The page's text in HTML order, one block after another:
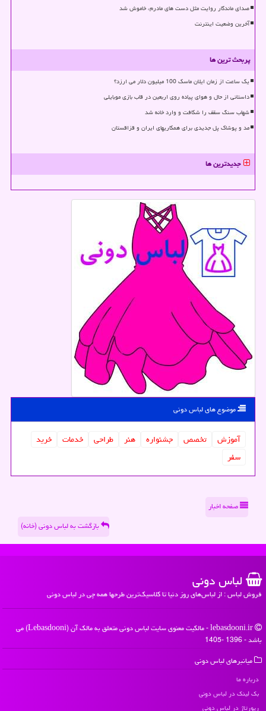
صدای ماندگار روایت مثل دست های مادرم، خاموش شد
آخرین وضعیت اینترنت
پربحث ترین ها
یک ساعت از زمان ایلان ماسک 100 میلیون دلار می ارزد؟
داستانی از حال و هوای پیاده روی اربعین در قاب بازی موبایلی
شهاب سنگ سقف را شکافت و وارد خانه شد
مد و پوشاک پل جدیدی برای همکاریهای ایران و قزاقستان
جدیدترین ها
موضوع های لباس دونی
آموزش تخصص جشنواره هنر طراحی خدمات
خرید
سفر
صفحه اخبار
بازگشت به لباس دونی (خانه)
لباس دونی
فروش لباس : از لباس‌های روز دنیا تا کلاسیک‌ترین طرحها همه چی در لباس دونی
lebasdooni.ir - مالکیت معنوی سایت لباس دونی متعلق به مالک آن (Lebasdooni) می
باشد - 1396 -1405
میانبرهای لباس دونی
درباره ما
بک لینک در لباس دونی
رپورتاژ در لباس دونی